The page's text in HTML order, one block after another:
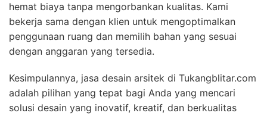
hemat biaya tanpa mengorbankan kualitas. Kami
bekerja sama dengan klien untuk mengoptimalkan
penggunaan ruang dan memilih bahan yang sesuai
dengan anggaran yang tersedia.
Kesimpulannya, jasa desain arsitek di Tukangblitar.com
adalah pilihan yang tepat bagi Anda yang mencari
solusi desain yang inovatif, kreatif, dan berkualitas